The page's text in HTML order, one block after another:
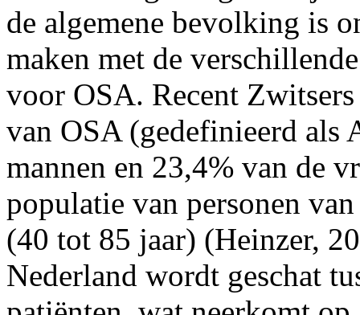
de algemene bevolking is
maken met de
voor OSA. Recent
van OSA (gedefinieerd
mannen en 23,4% van de
populatie van personen
(40 tot 85 jaar) (Heinzer,
Nederland wordt geschat